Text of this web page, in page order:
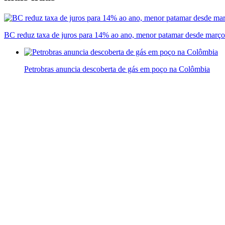
BC reduz taxa de juros para 14% ao ano, menor patamar desde
Petrobras anuncia descoberta de gás em poço na Colômbia